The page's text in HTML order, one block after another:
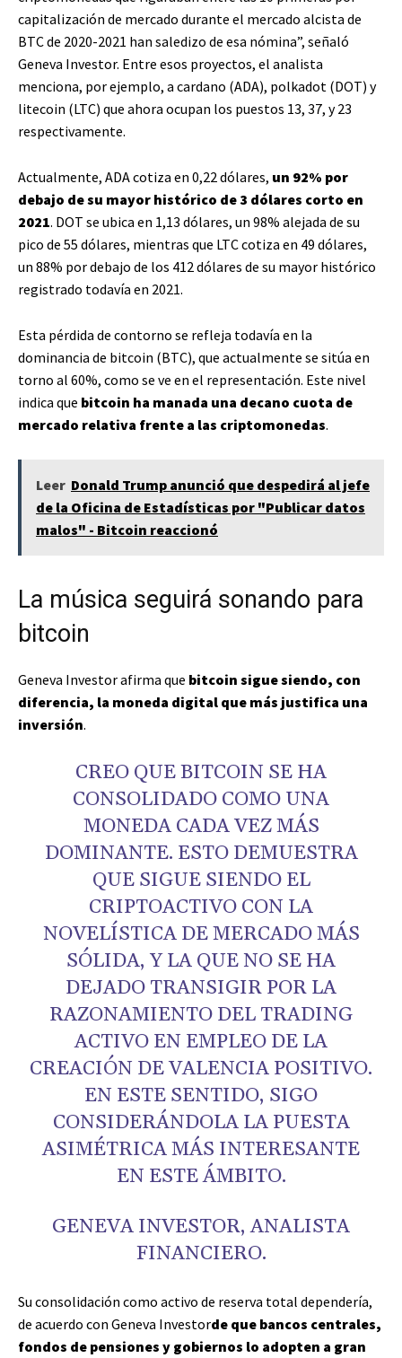
capitalización de mercado durante el mercado alcista de
BTC de 2020-2021 han saledizo de esa nómina”, señaló
Geneva Investor. Entre esos proyectos, el analista
menciona, por ejemplo, a cardano (ADA), polkadot (DOT) y
litecoin (LTC) que ahora ocupan los puestos 13, 37, y 23
respectivamente.
Actualmente, ADA cotiza en 0,22 dólares, un 92% por
debajo de su mayor histórico de 3 dólares corto en
2021. DOT se ubica en 1,13 dólares, un 98% alejada de su
pico de 55 dólares, mientras que LTC cotiza en 49 dólares,
un 88% por debajo de los 412 dólares de su mayor histórico
registrado todavía en 2021.
Esta pérdida de contorno se refleja todavía en la
dominancia de bitcoin (BTC), que actualmente se sitúa en
torno al 60%, como se ve en el representación. Este nivel
indica que bitcoin ha manada una decano cuota de
mercado relativa frente a las criptomonedas.
Leer Donald Trump anunció que despedirá al jefe
de la Oficina de Estadísticas por "Publicar datos
malos" - Bitcoin reaccionó
La música seguirá sonando para
bitcoin
Geneva Investor afirma que bitcoin sigue siendo, con
diferencia, la moneda digital que más justifica una
inversión.
CREO QUE BITCOIN SE HA
CONSOLIDADO COMO UNA
MONEDA CADA VEZ MÁS
DOMINANTE. ESTO DEMUESTRA
QUE SIGUE SIENDO EL
CRIPTOACTIVO CON LA
NOVELÍSTICA DE MERCADO MÁS
SÓLIDA, Y LA QUE NO SE HA
DEJADO TRANSIGIR POR LA
RAZONAMIENTO DEL TRADING
ACTIVO EN EMPLEO DE LA
CREACIÓN DE VALENCIA POSITIVO.
EN ESTE SENTIDO, SIGO
CONSIDERÁNDOLA LA PUESTA
ASIMÉTRICA MÁS INTERESANTE
EN ESTE ÁMBITO.
GENEVA INVESTOR, ANALISTA
FINANCIERO.
Su consolidación como activo de reserva total dependería,
de acuerdo con Geneva Investorde que bancos centrales,
fondos de pensiones y gobiernos lo adopten a gran